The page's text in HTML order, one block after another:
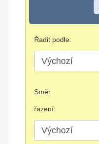
Řadit podle:
Směr
řazení: